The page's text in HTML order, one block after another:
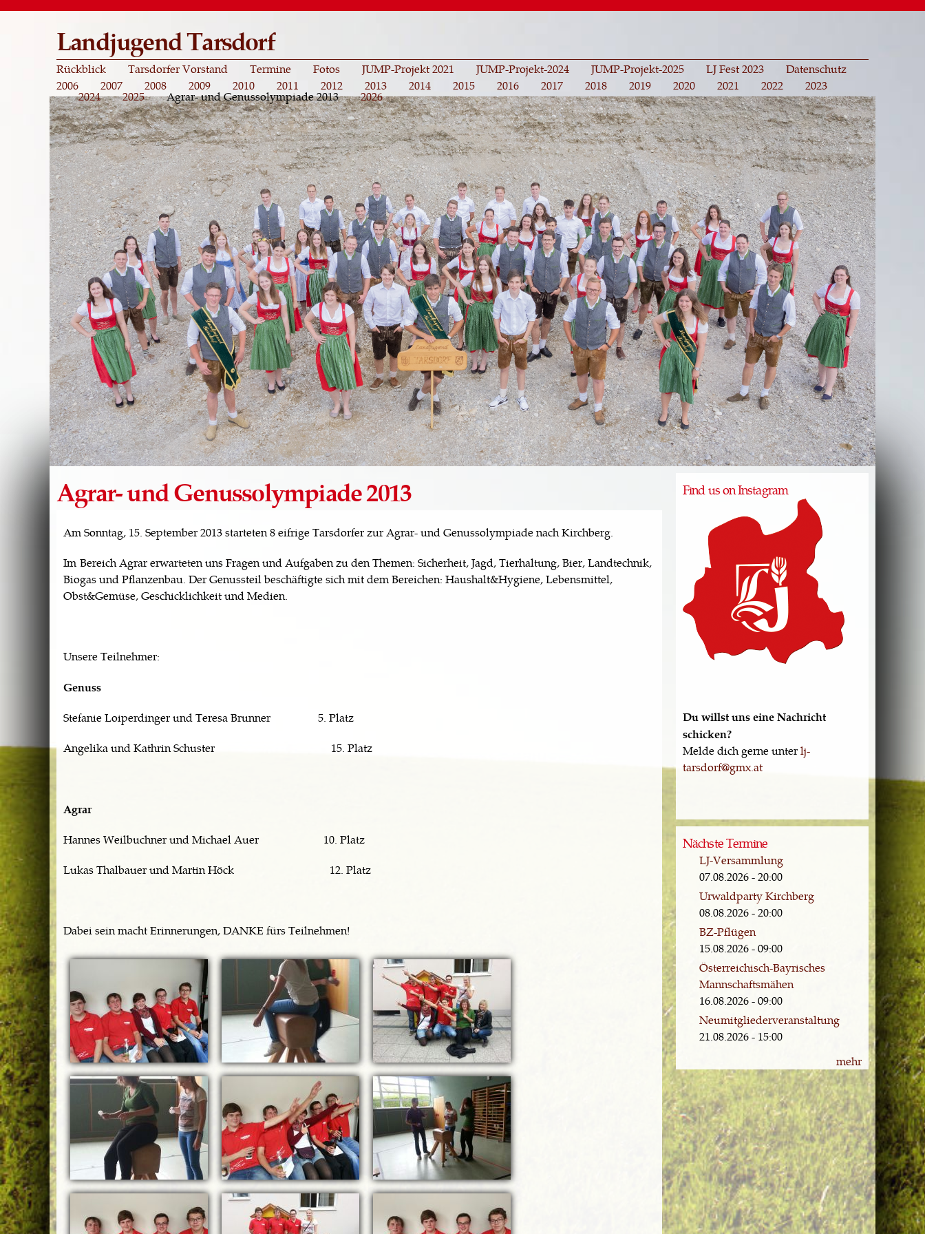
Direkt
Landjugend Tarsdorf
Rückblick Tarsdorfer Vorstand Termine
Fotos
2006
2007 2008 2009 2010 2011 2012 2013 2014 2015 2016 2017 2018 2019 2020 2021 2022 2023
2024 2025 Agrar- und Genussolympiade 2013 2026
JUMP-Projekt 2021 JUMP-Projekt-2024 JUMP-Projekt-2025 LJ Fest 2023 Datenschutz
Agrar- und Genussolympiade 2013
Am Sonntag, 15. September 2013 starteten 8 eifrige Tarsdorfer zur Agrar- und Genussolympiade nach Kirchberg.
Im Bereich Agrar erwarteten uns Fragen und Aufgaben zu den Themen: Sicherheit, Jagd, Tierhaltung, Bier, Landtechnik,
Biogas und Pflanzenbau. Der Genussteil beschäftigte sich mit dem Bereichen: Haushalt&Hygiene, Lebensmittel,
Obst&Gemüse, Geschicklichkeit und Medien.
Unsere Teilnehmer:
Genuss
Stefanie Loiperdinger und Teresa Brunner 5. Platz
Angelika und Kathrin Schuster 15. Platz
Agrar
Hannes Weilbuchner und Michael Auer 10. Platz
Lukas Thalbauer und Martin Höck 12. Platz
Dabei sein macht Erinnerungen, DANKE fürs Teilnehmen!
Find us on Instagram
Du willst uns eine Nachricht
schicken?
Melde dich gerne unterlj-
tarsdorf@gmx.at
Nächste Termine
LJ-Versammlung
07.08.2026 - 20:00
Urwaldparty Kirchberg
08.08.2026 - 20:00
BZ-Pflügen
15.08.2026 - 09:00
Österreichisch-Bayrisches
Mannschaftsmähen
16.08.2026 - 09:00
Neumitgliederveranstaltung
21.08.2026 - 15:00
mehr